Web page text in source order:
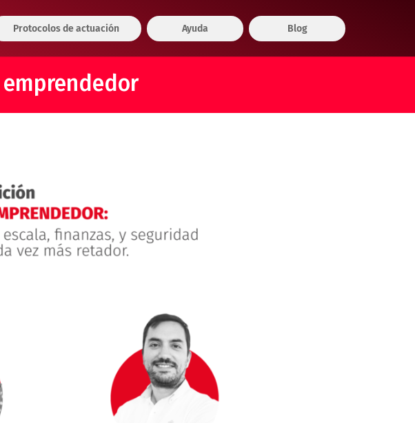
Protocolos de actuación Ayuda Blog